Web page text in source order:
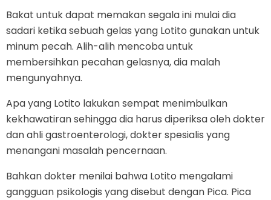
Bakat untuk dapat memakan segala ini mulai dia
sadari ketika sebuah gelas yang Lotito gunakan untuk
minum pecah. Alih-alih mencoba untuk
membersihkan pecahan gelasnya, dia malah
mengunyahnya.
Apa yang Lotito lakukan sempat menimbulkan
kekhawatiran sehingga dia harus diperiksa oleh dokter
dan ahli gastroenterologi, dokter spesialis yang
menangani masalah pencernaan.
Bahkan dokter menilai bahwa Lotito mengalami
gangguan psikologis yang disebut dengan Pica. Pica